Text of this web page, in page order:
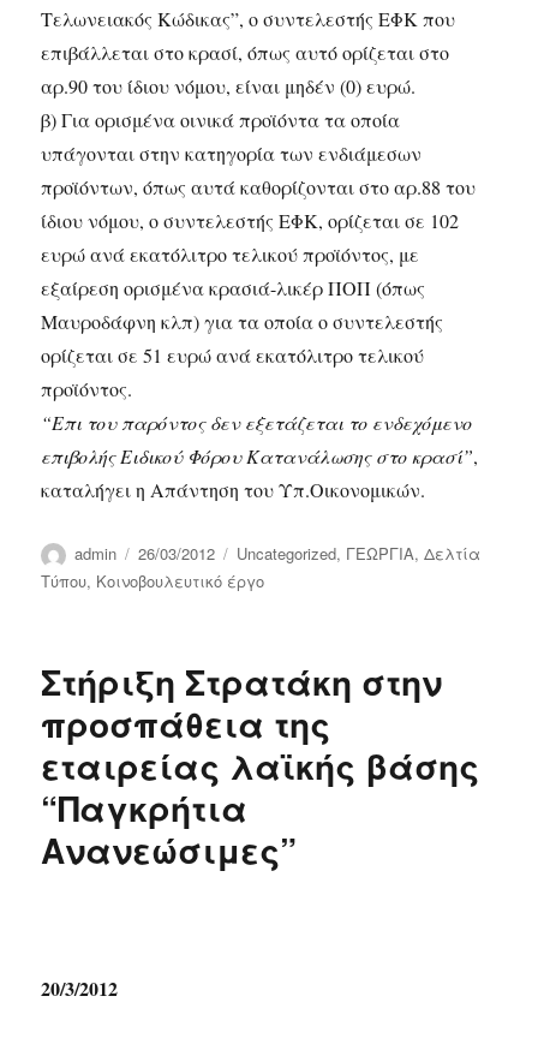
Τελωνειακός Κώδικας”, ο συντελεστής ΕΦΚ που
επιβάλλεται στο κρασί, όπως αυτό ορίζεται στο
αρ.90 του ίδιου νόμου, είναι μηδέν (0) ευρώ.
β) Για ορισμένα οινικά προϊόντα τα οποία
υπάγονται στην κατηγορία των ενδιάμεσων
προϊόντων, όπως αυτά καθορίζονται στο αρ.88 του
ίδιου νόμου, ο συντελεστής ΕΦΚ, ορίζεται σε 102
ευρώ ανά εκατόλιτρο τελικού προϊόντος, με
εξαίρεση ορισμένα κρασιά-λικέρ ΠΟΠ (όπως
Μαυροδάφνη κλπ) για τα οποία ο συντελεστής
ορίζεται σε 51 ευρώ ανά εκατόλιτρο τελικού
προϊόντος.
“Επι του παρόντος δεν εξετάζεται το ενδεχόμενο
επιβολής Ειδικού Φόρου Κατανάλωσης στο κρασί”,
καταλήγει η Απάντηση του Υπ.Οικονομικών.
Author
admin
Posted
on
26/03/2012 Categories
Uncategorized, ΓΕΩΡΓΙΑ,Δελτία
Τύπου, Κοινοβουλευτικό έργο
Στήριξη Στρατάκη στην
προσπάθεια της
εταιρείας λαϊκής βάσης
“Παγκρήτια
Ανανεώσιμες”
20/3/2012